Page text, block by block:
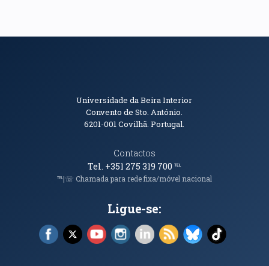
Informações de Contacto
Universidade da Beira Interior
Convento de Sto. António.
6201-001Covilhã. Portugal.
Contactos
Tel. +351 275 319 700℡
℡|☏ Chamada para rede fixa/móvel nacional
Ligue-se:
Facebook (abre em nova janela)
X (abre em nova janela)
YouTube (abre em nova janela)
Instagram (abre em nova janela)
LinkedIn (abre em nova
RSS (abre em nova
Bluesky (abre
TikTok